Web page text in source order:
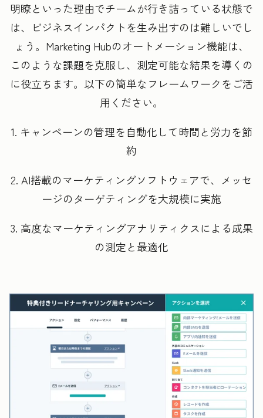
明瞭といった理由でチームが行き詰っている状態で
は、ビジネスインパクトを生み出すのは難しいでし
ょう。Marketing Hubのオートメーション機能は、
このような課題を克服し、測定可能な結果を導くの
に役立ちます。以下の簡単なフレームワークをご活
用ください。
1. キャンペーンの管理を自動化して時間と労力を節
約
2. AI搭載のマーケティングソフトウェアで、メッセ
ージのターゲティングを大規模に実施
3. 高度なマーケティングアナリティクスによる成果
の測定と最適化